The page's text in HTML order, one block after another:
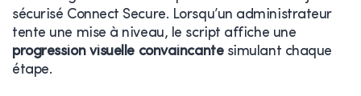
sécurisé Connect Secure. Lorsqu’un administrateur
tente une mise à niveau, le script affiche une
progression visuelle convaincantesimulant chaque
étape.